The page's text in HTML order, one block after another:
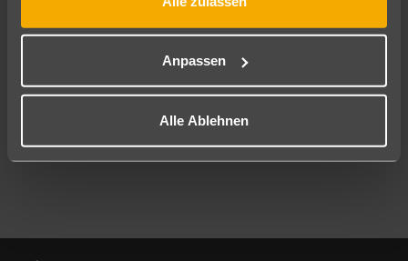
Anpassen
Alle Ablehnen
Mehr Filter anzeigen